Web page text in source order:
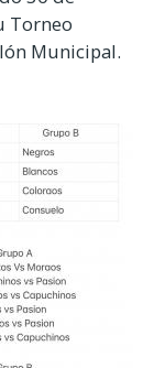
Torneo
Municipal.